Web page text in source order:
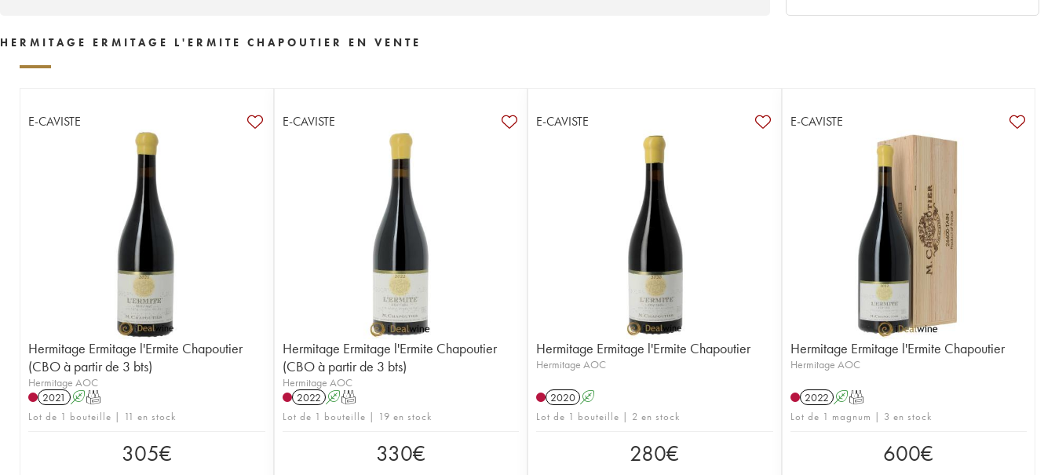
HERMITAGE ERMITAGE L'ERMITE CHAPOUTIER EN VENTE
E-CAVISTE
Hermitage Ermitage l'Ermite Chapoutier
(CBO à partir de 3 bts)
Hermitage AOC
2021
AT
Lot de 1 bouteille | 11 en stock
305€
E-CAVISTE
Hermitage Ermitage l'Ermite Chapoutier
(CBO à partir de 3 bts)
Hermitage AOC
2022 AT
Lot de 1 bouteille | 19 en stock
330€
E-CAVISTE
Hermitage Ermitage l'Ermite Chapoutier
Hermitage AOC
2020 A
Lot de 1 bouteille | 2 en stock
280€
E-CAVISTE
Hermitage Ermitage l'Ermite Chapoutier
Hermitage AOC
2022 AT
Lot de 1 magnum | 3 en stock
600€